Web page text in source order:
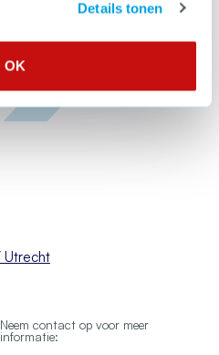
Details tonen
OK
Open Meld
Utrecht
Neem contact op voor meer
informatie: